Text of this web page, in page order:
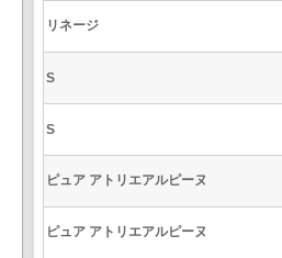
リネージ
S
S
ピュア アトリエアルピーヌ
ピュア アトリエアルピーヌ